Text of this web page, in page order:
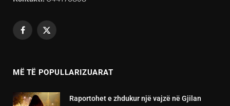
Facebook
X
MË TË POPULLARIZUARAT
Raportohet e zhdukur një vajzë në Gjilan